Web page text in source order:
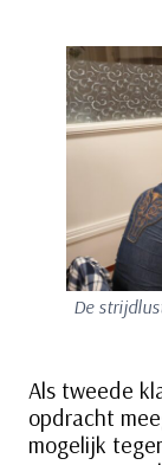
De
Als tweede
opdracht
mogelijk